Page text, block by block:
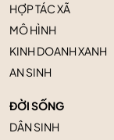
HỢP TÁC XÃ
MÔ HÌNH
KINH DOANH XANH
AN SINH
ĐỜI SỐNG
DÂN SINH